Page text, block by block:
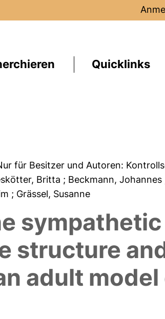
Quicklinks
für Besitzer und Autoren:
Britta ; Beckmann, Johannes
; Grässel, Susanne
sympathetic
structure
adult model